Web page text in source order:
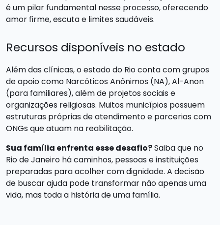
é um pilar fundamental nesse processo, oferecendo
amor firme, escuta e limites saudáveis.
Recursos disponíveis no estado
Além das clínicas, o estado do Rio conta com grupos
de apoio como Narcóticos Anônimos (NA), Al-Anon
(para familiares), além de projetos sociais e
organizações religiosas. Muitos municípios possuem
estruturas próprias de atendimento e parcerias com
ONGs que atuam na reabilitação.
Sua família enfrenta esse desafio?Saiba que no
Rio de Janeiro há caminhos, pessoas e instituições
preparadas para acolher com dignidade. A decisão
de buscar ajuda pode transformar não apenas uma
vida, mas toda a história de uma família.